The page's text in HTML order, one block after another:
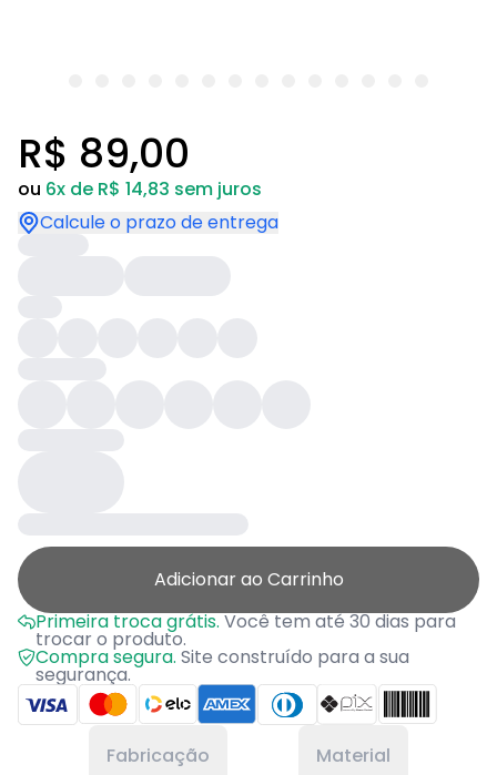
R$ 89,00
ou 6x de R$ 14,83 sem juros
Calcule o prazo de entrega
Adicionar ao Carrinho
Primeira troca grátis.Você tem até 30 dias para
trocar o produto.
Compra segura. Site construído para a sua
segurança.
Fabricação Material